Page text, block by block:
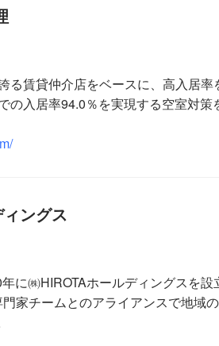
る賃貸仲介店をベースに、高入居
入居率94.0％を実現する空室対策
ングス
に㈱HIROTAホールディングスを
家チームとのアライアンスで地